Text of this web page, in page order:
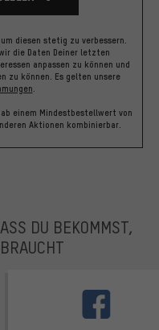
diesen stetig zu verbessern.
die Daten Deiner letzten
anpassen zu können und
zu können. Es gelten unsere
einem Mindestbestellwert von
Aktionen kombinierbar.
DU BEKOMMST,